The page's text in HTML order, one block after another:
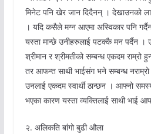
मिनेट पनि खेर जान दिदैनन् । देखाउनको
। यदि कसैले मग्न आएमा अस्विकार पनि
यस्ता मान्छे उनीहरुलाई पटक्कै मन पर्दैन ।
श्रीमान र श्रीमतीको सम्बन्ध एकदम राम्रो
तर आफन्त साथी भाईसंग भने सम्बन्ध
उनलाई एकदम स्वार्थी ठान्छन । आफ्नो
भएका कारण यस्ता व्यक्तिलाई साथी भाई
२. अलिकति बांगो बुढी औला